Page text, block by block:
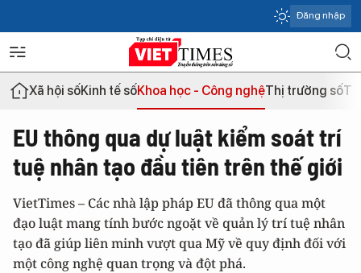
Đăng nhập
Xã hội sốKinh tế sốKhoa học - Công nghệThị trường số
EU thông qua dự luật kiểm soát trí
tuệ nhân tạo đầu tiên trên thế giới
VietTimes – Các nhà lập pháp EU đã thông qua một
đạo luật mang tính bước ngoặt về quản lý trí tuệ nhân
tạo đã giúp liên minh vượt qua Mỹ về quy định đối với
một công nghệ quan trọng và đột phá.